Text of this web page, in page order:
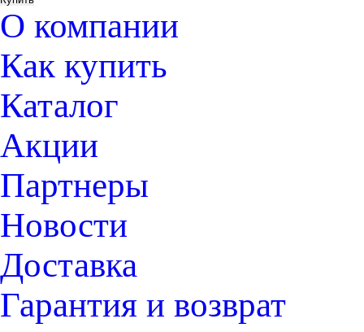
О компании
Как купить
Каталог
Акции
Партнеры
Новости
Доставка
Гарантия и возврат